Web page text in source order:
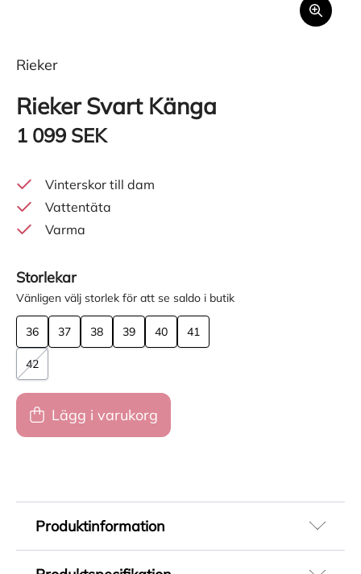
Rieker
Rieker Svart Känga
1 099 SEK
Vinterskor till dam
Vattentäta
Varma
Storlekar
Vänligen välj storlek för att se saldo i butik
36 37 38 39 40 41
42
Lägg i varukorg
Produktinformation